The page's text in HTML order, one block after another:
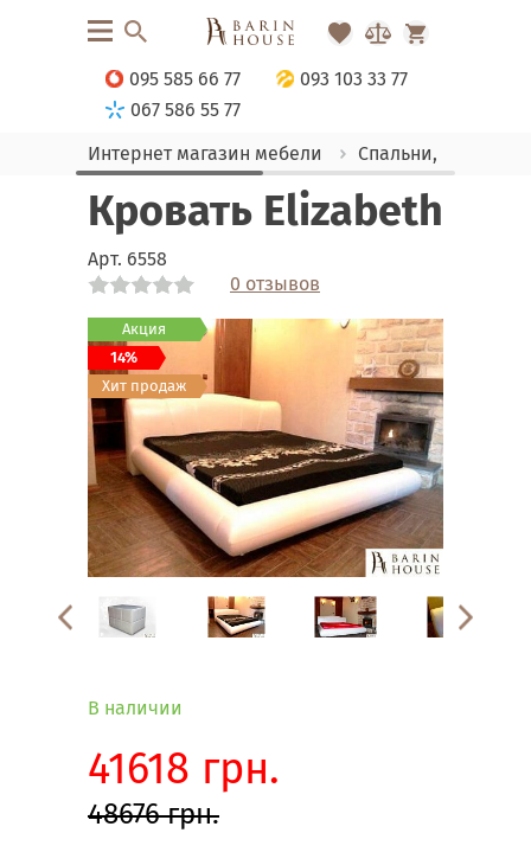
095 585 66 77
093 103 33 77
067 586 55 77
Интернет магазин мебели
Спальни, Кровати
Кровать Elizabeth
Арт. 6558
0 отзывов
Акция
14%
Хит продаж
Link
Link
Link
Link
Link
Link
Link
Link
Link
Link
Link
Link
В наличии
41618 грн.
48676 грн.